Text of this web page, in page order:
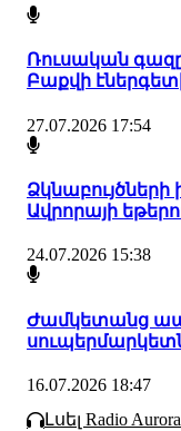
Ռուսական
Բաքվի
27.07.2026 17:54
Ձկնաբույծների
Ավրորայի
24.07.2026 15:38
Ժամկետանց
16.07.2026 18:47
Լսել Radio Aurora